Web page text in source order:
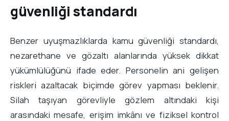
güvenliği standardı
Benzer uyuşmazlıklarda kamu güvenliği standardı,
nezarethane ve gözaltı alanlarında yüksek dikkat
yükümlülüğünü ifade eder. Personelin ani gelişen
riskleri azaltacak biçimde görev yapması beklenir.
Silah taşıyan görevliyle gözlem altındaki kişi
arasındaki mesafe, erişim imkânı ve fiziksel kontrol